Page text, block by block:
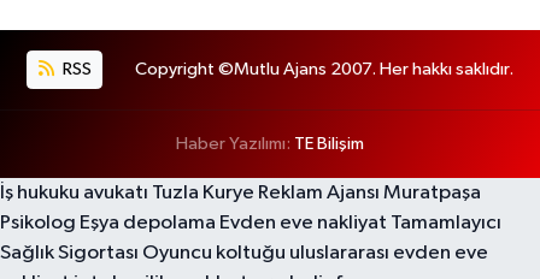
RSS Copyright ©Mutlu Ajans 2007. Her hakkı saklıdır.
Haber Yazılımı: TE Bilişim
İş hukuku avukatı Tuzla Kurye Reklam Ajansı Muratpaşa
Psikolog Eşya depolama Evden eve nakliyat Tamamlayıcı
Sağlık Sigortası Oyuncu koltuğu uluslararası evden eve